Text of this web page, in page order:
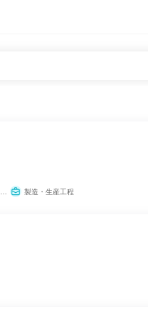
製造・生産工程